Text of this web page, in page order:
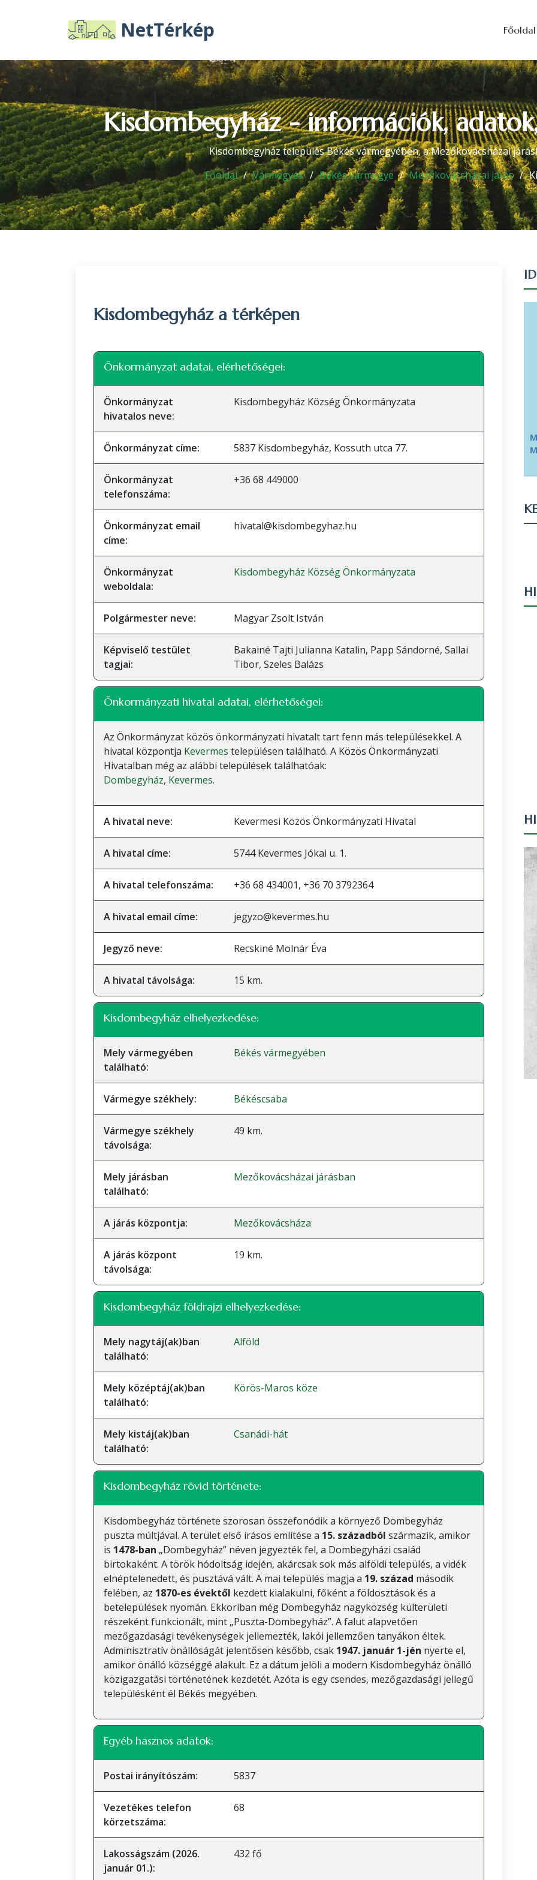
NetTérkép Főoldal
Kisdombegyház - információk,
Kisdombegyház település Békés vármegyében, a Mezőkovácsházai
Főoldal
Vármegyék Békés vármegye Mezőkovácsházai járás
Kisdombegyház a térképen
+
Önkormányzat adatai, elérhetőségei:
Önkormányzat
hivatalos neve:
Kisdombegyház Község Önkormányzata
Önkormányzat címe: 5837 Kisdombegyház, Kossuth utca 77.
Önkormányzat
telefonszáma:
+36 68 449000
Önkormányzat email
címe:
hivatal@kisdombegyhaz.hu
Önkormányzat
weboldala:
Kisdombegyház Község Önkormányzata
Polgármester neve: Magyar Zsolt István
Képviselő testület
tagjai:
Bakainé Tajti Julianna Katalin, Papp Sándorné, Sallai
Tibor, Szeles Balázs
Önkormányzati hivatal adatai, elérhetőségei:
Az Önkormányzat közös önkormányzati hivatalt tart fenn más településekkel. A
hivatal központja Kevermes településen található. A Közös Önkormányzati
Hivatalban még az alábbi települések találhatóak:
Dombegyház, Kevermes.
A hivatal neve: Kevermesi Közös Önkormányzati Hivatal
A hivatal címe: 5744 Kevermes Jókai u. 1.
A hivatal telefonszáma: +36 68 434001, +36 70 3792364
A hivatal email címe: jegyzo@kevermes.hu
Jegyző neve: Recskiné Molnár Éva
A hivatal távolsága: 15 km.
Kisdombegyház elhelyezkedése:
Mely vármegyében
található:
Békés vármegyében
Vármegye székhely: Békéscsaba
Vármegye székhely
távolsága:
49 km.
Mely járásban
található:
Mezőkovácsházai járásban
A járás központja: Mezőkovácsháza
A járás központ
távolsága:
19 km.
Kisdombegyház földrajzi elhelyezkedése:
Mely nagytáj(ak)ban
található:
Alföld
Mely középtáj(ak)ban
található:
Körös-Maros köze
Mely kistáj(ak)ban
található:
Csanádi-hát
Kisdombegyház rövid története:
Kisdombegyház története szorosan összefonódik a környező Dombegyház
puszta múltjával. A terület első írásos említése a 15. századból származik, amikor
is 1478-ban „Dombegyház” néven jegyezték fel, a Dombegyházi család
birtokaként. A török hódoltság idején, akárcsak sok más alföldi település, a vidék
elnéptelenedett, és pusztává vált. A mai település magja a 19. század második
felében, az 1870-es évektől kezdett kialakulni, főként a földosztások és a
betelepülések nyomán. Ekkoriban még Dombegyház nagyközség külterületi
részeként funkcionált, mint „Puszta-Dombegyház”. A falut alapvetően
mezőgazdasági tevékenységek jellemezték, lakói jellemzően tanyákon éltek.
Adminisztratív önállóságát jelentősen később, csak 1947. január 1-jén nyerte el,
amikor önálló községgé alakult. Ez a dátum jelöli a modern Kisdombegyház önálló
közigazgatási történetének kezdetét. Azóta is egy csendes, mezőgazdasági jellegű
településként él Békés megyében.
Egyéb hasznos adatok:
Postai irányítószám: 5837
Vezetékes telefon
körzetszáma:
68
Lakosságszám (2026.
január 01.):
432 fő